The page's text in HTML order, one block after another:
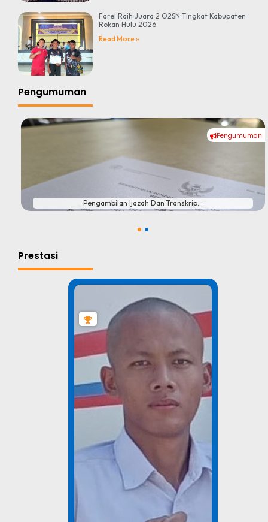
Farel Raih Juara 2 O2SN Tingkat Kabupaten
Rokan Hulu 2026
Read More »
Pengumuman
Pengumuman
#
Pengambilan Ijazah Dan Transkrip...
Prestasi